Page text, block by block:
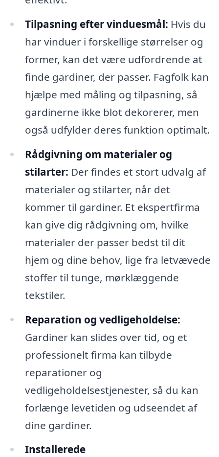
Tilpasning efter vinduesmål: Hvis du
har vinduer i forskellige størrelser og
former, kan det være udfordrende at
finde gardiner, der passer. Fagfolk kan
hjælpe med måling og tilpasning, så
gardinerne ikke blot dekorerer, men
også udfylder deres funktion optimalt.
Rådgivning om materialer og
stilarter: Der findes et stort udvalg af
materialer og stilarter, når det
kommer til gardiner. Et ekspertfirma
kan give dig rådgivning om, hvilke
materialer der passer bedst til dit
hjem og dine behov, lige fra letvævede
stoffer til tunge, mørklæggende
tekstiler.
Reparation og vedligeholdelse:
Gardiner kan slides over tid, og et
professionelt firma kan tilbyde
reparationer og
vedligeholdelsestjenester, så du kan
forlænge levetiden og udseendet af
dine gardiner.
Installerede